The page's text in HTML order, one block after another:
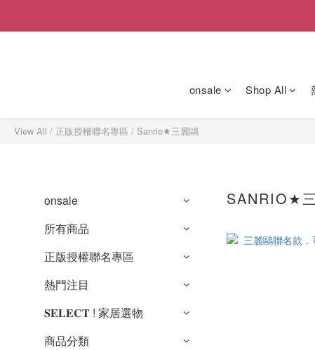
onsale Shop All
View All / 正版授權聯名專區 / Sanrio★三麗鷗
onsale
所有商品
正版授權聯名專區
熱門注目
𝐒𝐄𝐋𝐄𝐂𝐓 ! 家居選物
商品分類
SANRIO★